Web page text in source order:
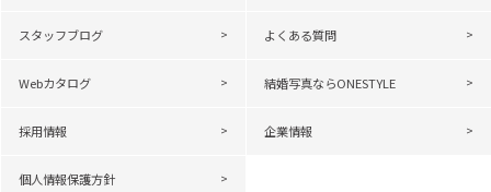
スタッフブログ よくある質問
Webカタログ 結婚写真ならONESTYLE
採用情報 企業情報
個人情報保護方針